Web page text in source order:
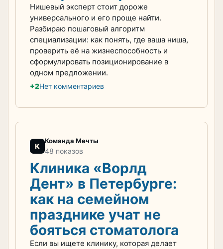
Нишевый эксперт стоит дороже
универсального и его проще найти.
Разбираю пошаговый алгоритм
специализации: как понять, где ваша ниша,
проверить её на жизнеспособность и
сформулировать позиционирование в
одном предложении.
+2Нет комментариев
К
Команда Мечты
48 показов
Клиника «Ворлд
Дент» в Петербурге:
как на семейном
празднике учат не
бояться стоматолога
Если вы ищете клинику, которая делает